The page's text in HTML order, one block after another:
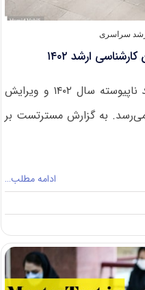
سراسری
ارشد ۱۴۰۲
مهلت ثبت‌نام کنکور کارشناسی ارشد ناپیوسته سال ۱۴۰۲ و ویرایش
به گزارش مسترتست بر
ادامه مطلب…